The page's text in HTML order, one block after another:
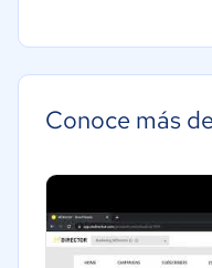
Hotelería / Viajes
Seguros
Legales
Conoce más